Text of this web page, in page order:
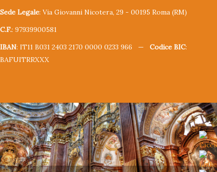
Sede Legale: Via Giovanni Nicotera, 29 - 00195 Roma (RM)
C.F.: 97939900581
IBAN: IT11 B031 2403 2170 0000 0233 966 — Codice BIC:
BAFUITRRXXX